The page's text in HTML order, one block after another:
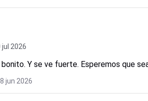
jul 2026
Y se ve fuerte. Esperemos que
jun 2026